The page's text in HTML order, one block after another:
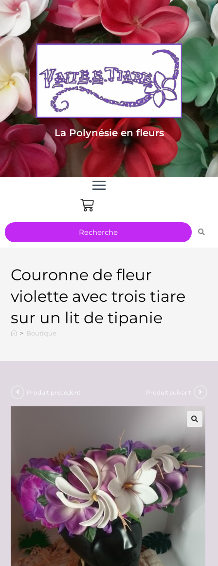
Livraison sous 24/48h en Métropole - Frais de livraison offert dès 85
euros d'achat en Métropole, dès 150 euros pour le reste du monde
La Polynésie en fleurs
Couronne de fleur
violette avec trois tiare
sur un lit de tipanie
> Boutique
Produit précédent Produit suivant